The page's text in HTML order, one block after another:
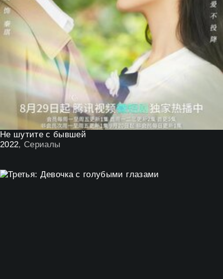
Не шутите с бывшей
2022, Сериалы